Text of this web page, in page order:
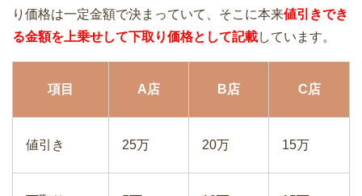
り価格は一定金額で決まっていて、そこに本来値引きでき
る金額を上乗せして下取り価格として記載しています。
項目 A店 B店 C店
値引き 25万 20万 15万